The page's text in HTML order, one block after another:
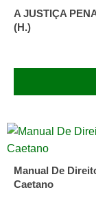
A JUSTIÇA
(H.)
Manual De
Caetano